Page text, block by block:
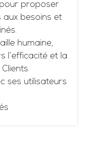
proposer
aux besoins et
humaine,
l’efficacité et la
ses utilisateurs